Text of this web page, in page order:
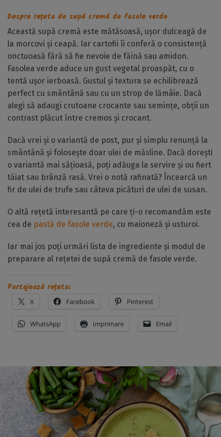
Despre rețeta de supă cremă de fasole verde
Această supă cremă este mătăsoasă, ușor dulceagă de
la morcovi și ceapă. Iar cartofii îi conferă o consistență
onctuoasă fără să fie nevoie de făină sau amidon.
Fasolea verde aduce un gust vegetal proaspăt, cu o
tentă ușor ierboasă. Gustul și textura se echilibrează
perfect cu smântână sau cu un strop de lămâie. Dacă
alegi să adaugi crutoane crocante sau semințe, obții un
contrast plăcut între cremos și crocant.
Dacă vrei și o variantă de post, pur și simplu renunță la
smântână și folosește doar ulei de măsline. Dacă dorești
o variantă mai sățioasă, poți adăuga la servire și ou fiert
tăiat sau brânză rasă. Vrei o notă rafinată? Încearcă un
fir de ulei de trufe sau câteva picături de ulei de susan.
O altă rețetă interesantă pe care ți-o recomandăm este
cea de pastă de fasole verde, cu maioneză și usturoi.
Iar mai jos poți urmări lista de ingrediente și modul de
preparare al rețetei de supă cremă de fasole verde.
Partajează rețeta:
X Facebook Pinterest
WhatsApp Imprimare Email